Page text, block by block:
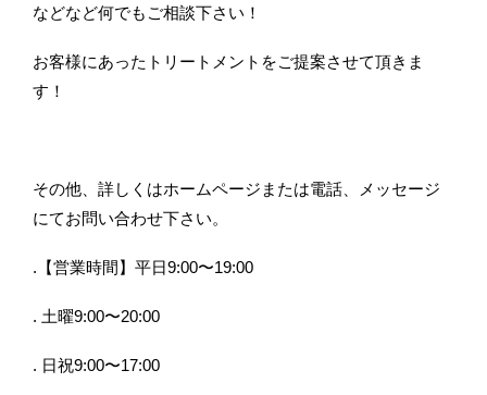
などなど何でもご相談下さい！
お客様にあったトリートメントをご提案させて頂きま
す！
その他、詳しくはホームページまたは電話、メッセージ
にてお問い合わせ下さい。
.【営業時間】平日9:00〜19:00
. 土曜9:00〜20:00
. 日祝9:00〜17:00